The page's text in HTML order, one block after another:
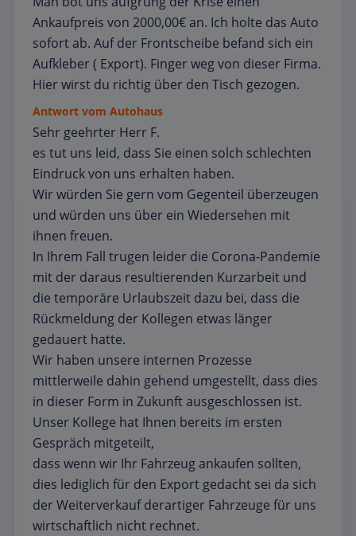
Ankaufpreis von 2000,00€ an. Ich holte das Auto
sofort ab. Auf der Frontscheibe befand sich ein
Aufkleber ( Export). Finger weg von dieser Firma.
Hier wirst du richtig über den Tisch gezogen.
Antwort vom Autohaus
Sehr geehrter Herr F.
es tut uns leid, dass Sie einen solch schlechten
Eindruck von uns erhalten haben.
Wir würden Sie gern vom Gegenteil überzeugen
und würden uns über ein Wiedersehen mit
ihnen freuen.
In Ihrem Fall trugen leider die Corona-Pandemie
mit der daraus resultierenden Kurzarbeit und
die temporäre Urlaubszeit dazu bei, dass die
Rückmeldung der Kollegen etwas länger
gedauert hatte.
Wir haben unsere internen Prozesse
mittlerweile dahin gehend umgestellt, dass dies
in dieser Form in Zukunft ausgeschlossen ist.
Unser Kollege hat Ihnen bereits im ersten
Gespräch mitgeteilt,
dass wenn wir Ihr Fahrzeug ankaufen sollten,
dies lediglich für den Export gedacht sei da sich
der Weiterverkauf derartiger Fahrzeuge für uns
wirtschaftlich nicht rechnet.